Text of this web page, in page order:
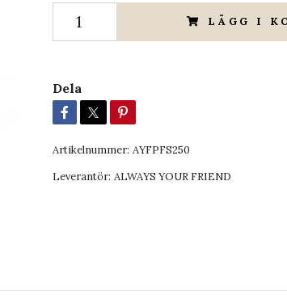
LÄGG I
Dela
Artikelnummer: AYFPFS250
Leverantör: ALWAYS YOUR FRIEND